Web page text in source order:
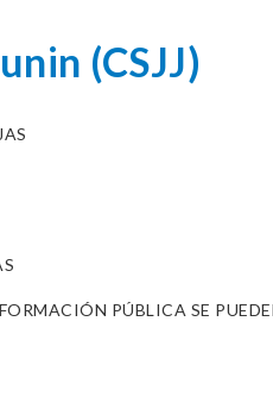
(CSJJ)
PÚBLICA SE